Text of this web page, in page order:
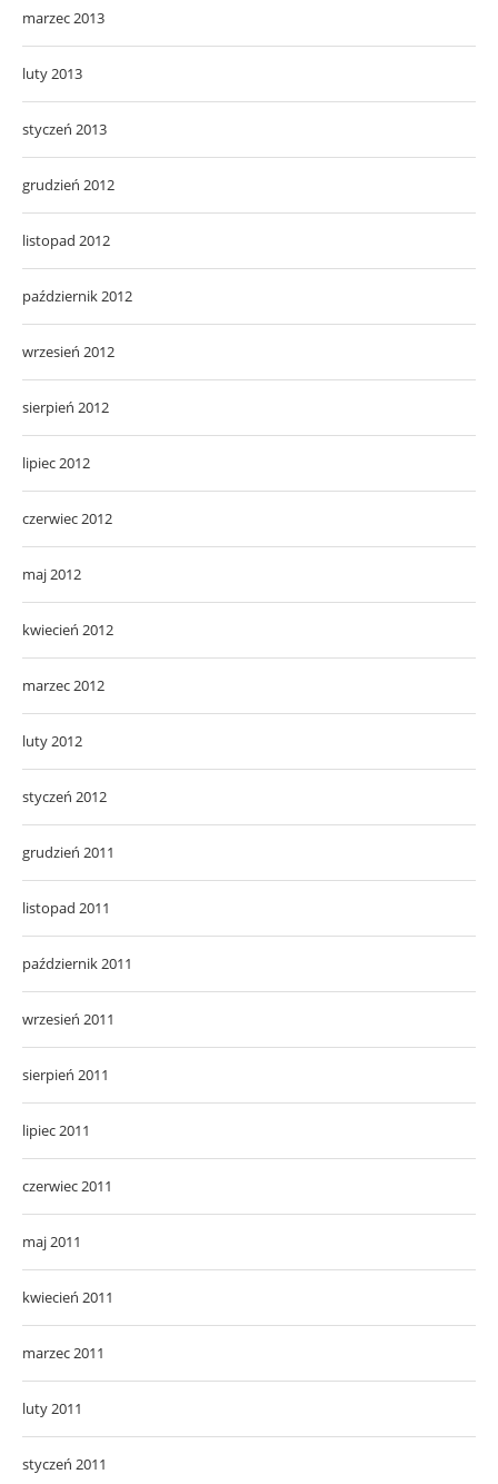
marzec 2013
luty 2013
styczeń 2013
grudzień 2012
listopad 2012
październik 2012
wrzesień 2012
sierpień 2012
lipiec 2012
czerwiec 2012
maj 2012
kwiecień 2012
marzec 2012
luty 2012
styczeń 2012
grudzień 2011
listopad 2011
październik 2011
wrzesień 2011
sierpień 2011
lipiec 2011
czerwiec 2011
maj 2011
kwiecień 2011
marzec 2011
luty 2011
styczeń 2011